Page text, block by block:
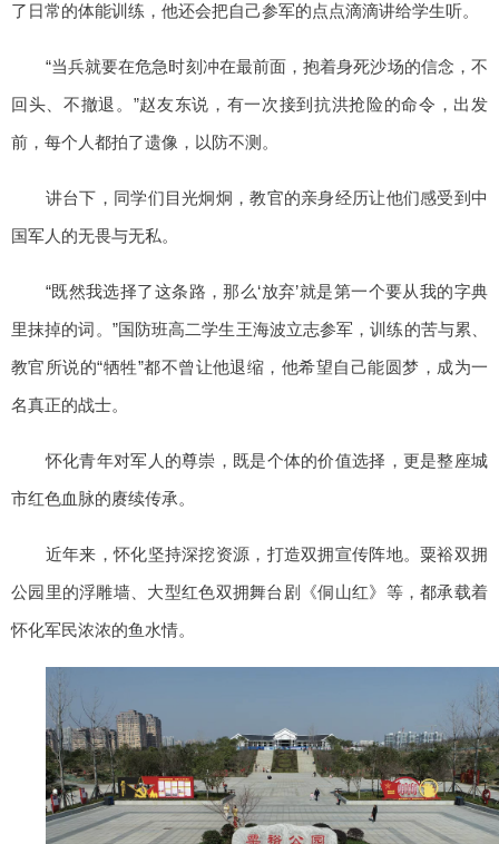
了日常的体能训练，他还会把自己参军的点点滴滴讲给学生听。
“当兵就要在危急时刻冲在最前面，抱着身死沙场的信念，不
回头、不撤退。”赵友东说，有一次接到抗洪抢险的命令，出发
前，每个人都拍了遗像，以防不测。
讲台下，同学们目光炯炯，教官的亲身经历让他们感受到中
国军人的无畏与无私。
“既然我选择了这条路，那么‘放弃’就是第一个要从我的字典
里抹掉的词。”国防班高二学生王海波立志参军，训练的苦与累、
教官所说的“牺牲”都不曾让他退缩，他希望自己能圆梦，成为一
名真正的战士。
怀化青年对军人的尊崇，既是个体的价值选择，更是整座城
市红色血脉的赓续传承。
近年来，怀化坚持深挖资源，打造双拥宣传阵地。粟裕双拥
公园里的浮雕墙、大型红色双拥舞台剧《侗山红》等，都承载着
怀化军民浓浓的鱼水情。